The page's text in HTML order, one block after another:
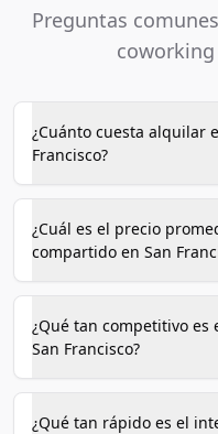
Preguntas
coworking
¿Cuánto cuesta alquilar
Francisco?
¿Cuál es el precio
compartido en San
¿Qué tan competitivo es
San Francisco?
¿Qué tan rápido es el